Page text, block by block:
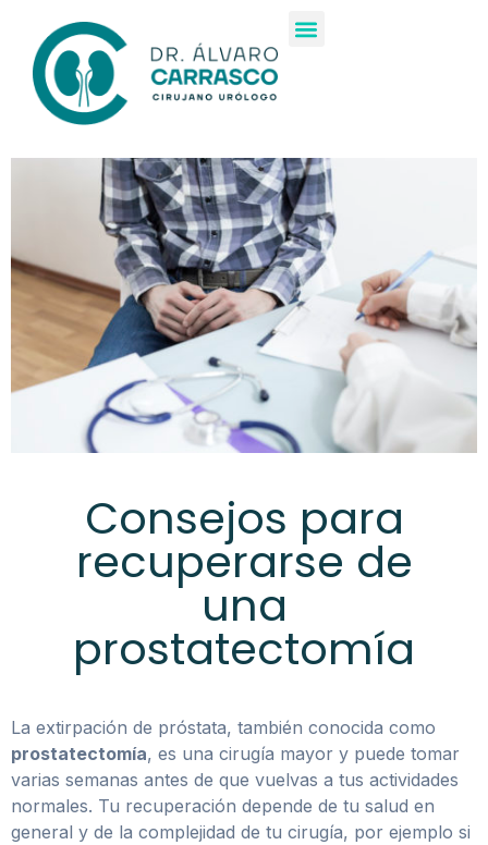
Consejos para
recuperarse de
una
prostatectomía
La extirpación de próstata, también conocida como
prostatectomía, es una cirugía mayor y puede tomar
varias semanas antes de que vuelvas a tus actividades
normales. Tu recuperación depende de tu salud en
general y de la complejidad de tu cirugía, por ejemplo si